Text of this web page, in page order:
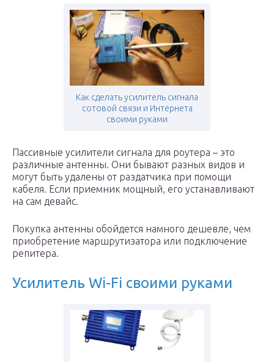
Как сделать усилитель сигнала
сотовой связи и Интернета
своими руками
Пассивные усилители сигнала для роутера – это
различные антенны. Они бывают разных видов и
могут быть удалены от раздатчика при помощи
кабеля. Если приемник мощный, его устанавливают
на сам девайс.
Покупка антенны обойдется намного дешевле, чем
приобретение маршрутизатора или подключение
репитера.
Усилитель Wi-Fi своими руками